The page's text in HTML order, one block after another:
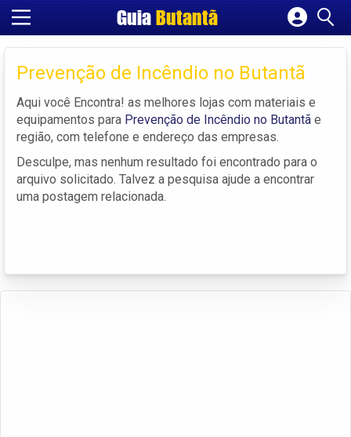
GuiaButantã
Cadastrar empresa
Criar conta
Prevenção de Incêndio no Butantã
Aqui você Encontra! as melhores lojas com materiais e
equipamentos para Prevenção de Incêndio no Butantã e
região, com telefone e endereço das empresas.
Desculpe, mas nenhum resultado foi encontrado para o
arquivo solicitado. Talvez a pesquisa ajude a encontrar
uma postagem relacionada.